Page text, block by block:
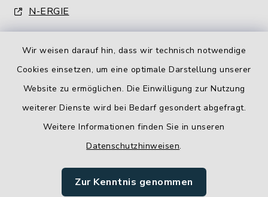
Wir weisen darauf hin, dass wir technisch notwendige
Cookies einsetzen, um eine optimale Darstellung unserer
Website zu ermöglichen. Die Einwilligung zur Nutzung
weiterer Dienste wird bei Bedarf gesondert abgefragt.
Weitere Informationen finden Sie in unseren
Datenschutzhinweisen.
Zur Kenntnis genommen
N-ERGIE
Barrierefreiheit
Impressum